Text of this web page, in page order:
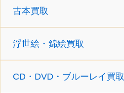
古本買取
浮世絵・錦絵買取
CD・DVD・ブルーレイ買取